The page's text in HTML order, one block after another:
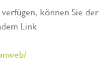
können Sie der
Link